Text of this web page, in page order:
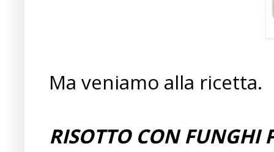
Ma veniamo alla ricetta.
RISOTTO CON FUNGHI